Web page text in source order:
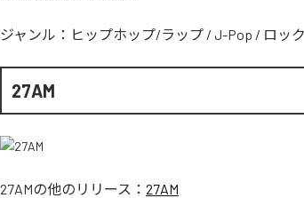
ジャンル： ヒップホップ/ラップ / J-Pop / ロック
27AM
27AMの他のリリース： 27AM